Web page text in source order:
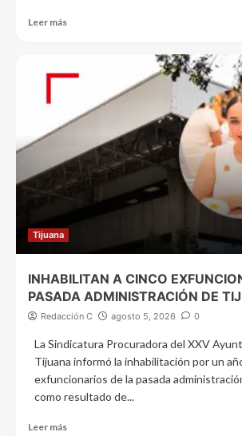
Leer más
Tijuana
INHABILITAN A CINCO
PASADA ADMINISTRACIÓN DE
Redacción C agosto 5, 2026 0
La Sindicatura Procuradora del XXV
Tijuana informó la inhabilitación por un
exfuncionarios de la pasada
como resultado de...
Leer más